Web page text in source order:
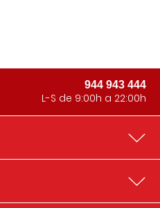
944 943 444
L-S de 9:00h a 22:00h